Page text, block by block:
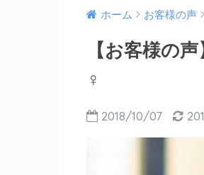
ホーム お客様の声
【お客様の
♀
2018/10/07